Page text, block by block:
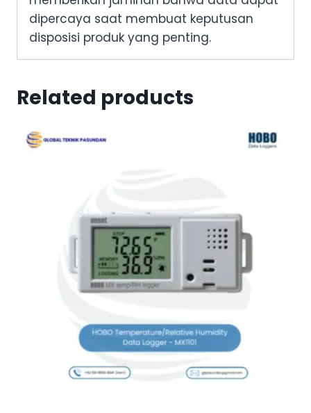
dipercaya saat membuat keputusan
disposisi produk yang penting.
Related products